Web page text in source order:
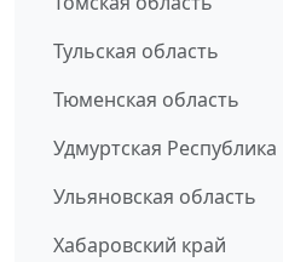
Тульская область
Тюменская область
Удмуртская Республика
Ульяновская область
Хабаровский край